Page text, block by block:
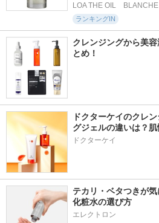
LOA THE OIL　BLANCHE
ランキングIN
クレンジングから美
とめ！
ドクターケイのクレ
グジェルの違いは？
ドクターケイ
テカリ・ベタつきが
化粧水の選び方
エレクトロン